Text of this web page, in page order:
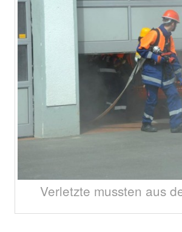
Verletzte mussten aus